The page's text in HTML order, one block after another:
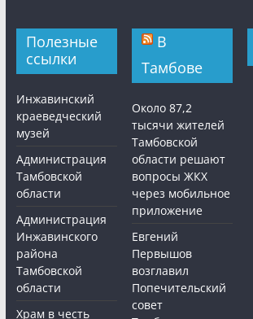
Полезные
ссылки
Инжавинский
краеведческий
музей
Администрация
Тамбовской
области
Администрация
Инжавинского
района
Тамбовской
области
Храм в честь
В
Тамбове
Около 87,2
тысячи жителей
Тамбовской
области решают
вопросы ЖКХ
через мобильное
приложение
Евгений
Первышов
возглавил
Попечительский
совет